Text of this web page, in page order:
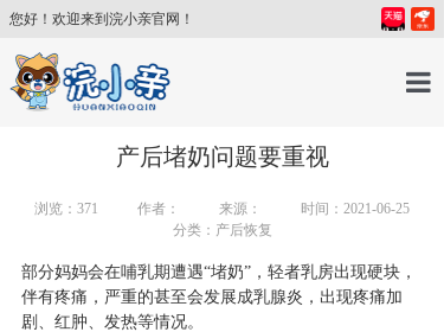
您好！欢迎来到浣小亲官网！
产后堵奶问题要重视
浏览： 371 作者： 来源：
时间：2021-06-25
分类：产后恢复
部分妈妈会在哺乳期遭遇“堵奶”，轻者乳房出现硬块，
伴有疼痛，严重的甚至会发展成乳腺炎，出现疼痛加
剧、红肿、发热等情况。